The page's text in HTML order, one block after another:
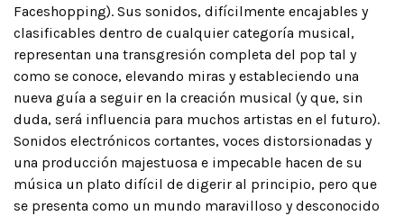
Faceshopping). Sus sonidos, difícilmente encajables y
clasificables dentro de cualquier categoría musical,
representan una transgresión completa del pop tal y
como se conoce, elevando miras y estableciendo una
nueva guía a seguir en la creación musical (y que, sin
duda, será influencia para muchos artistas en el futuro).
Sonidos electrónicos cortantes, voces distorsionadas y
una producción majestuosa e impecable hacen de su
música un plato difícil de digerir al principio, pero que
se presenta como un mundo maravilloso y desconocido